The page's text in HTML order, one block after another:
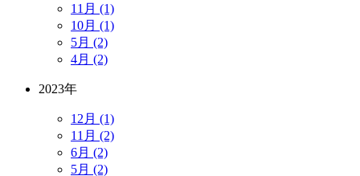
11月 (1)
10月 (1)
5月 (2)
4月 (2)
2023年
12月 (1)
11月 (2)
6月 (2)
5月 (2)